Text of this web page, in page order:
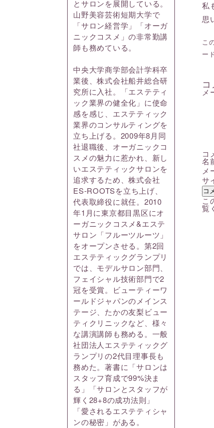
私
思
こ
ー
メ
コ
名
メ
サ
こ
覧
とサロンを展開している。
山野美容芸術短期大学で
「サロン経営学」「オーガ
ニックコスメ」の非常勤講
師も務めている。
中央大学商学部会計学科卒
業後、株式会社船井総合研
究所に入社。「エステティ
ック業界の健全化」に使命
感を感じ、エステティック
業界のコンサルティングを
立ち上げる。2009年8月同
社退職後、オーガニックコ
スメの魅力に惹かれ、新し
いエステティックサロンを
追求するため、株式会社
ES-ROOTSを立ち上げ、
代表取締役に就任。2010
年1月に東京都目黒区にオ
ーガニックコスメ&エステ
サロン「フルーツルーツ」
をオープンさせる。第2回
エステティックグランプリ
では、モデルサロン部門、
フェイシャル技術部門で2
冠を受賞。ビューティーワ
ールドジャパンのメインス
テージ、たかの友梨ビュー
ティクリニックなど、様々
な講演講師も務める。一般
社団法人エステティックグ
ランプリの2代目理事長も
務めた。著書に「サロンは
スタッフ育成で99%決ま
る」「サロンとスタッフが
輝く28+8の成功法則」
「愛されるエステティシャ
ンの秘密」がある。